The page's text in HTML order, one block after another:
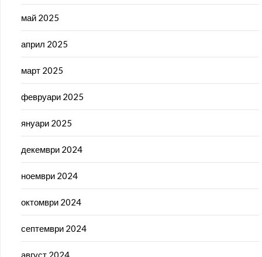
май 2025
април 2025
март 2025
февруари 2025
януари 2025
декември 2024
ноември 2024
октомври 2024
септември 2024
август 2024